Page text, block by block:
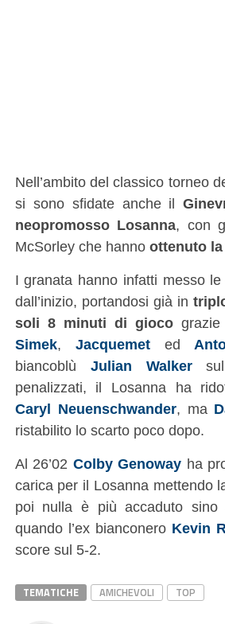
Nell’ambito del classico torneo
si sono sfidate anche il
neopromosso Losanna, con
McSorley che hanno ottenuto
I granata hanno infatti messo
dall’inizio, portandosi già in
soli 8 minuti di giocograzie
Simek, Jacquemeted
biancoblù Julian Walker
penalizzati, il Losanna ha
Caryl Neuenschwander, ma
ristabilito lo scarto poco dopo.
Al 26’02 Colby Genoway ha
carica per il Losanna mettendo
poi nulla è più accaduto sino
quando l’ex bianconero Kevin
score sul 5-2.
TEMATICHE AMICHEVOLI TOP